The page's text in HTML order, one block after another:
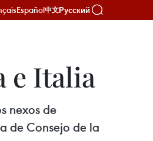
Español中文Русский
e Italia
nexos de
de Consejo de la